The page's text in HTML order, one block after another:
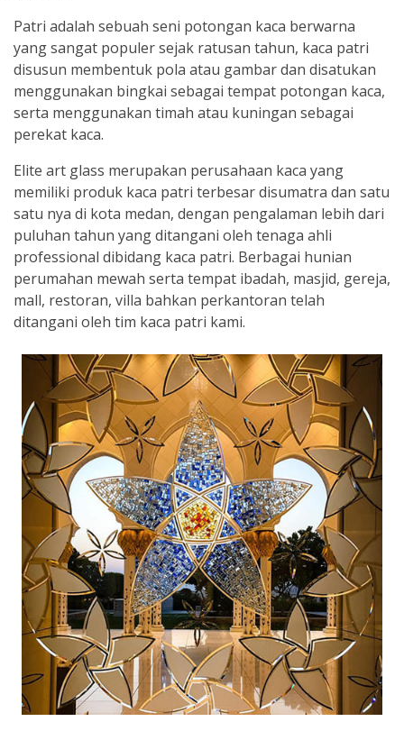
Patri adalah sebuah seni potongan kaca berwarna
yang sangat populer sejak ratusan tahun, kaca patri
disusun membentuk pola atau gambar dan disatukan
menggunakan bingkai sebagai tempat potongan kaca,
serta menggunakan timah atau kuningan sebagai
perekat kaca.
Elite art glass merupakan perusahaan kaca yang
memiliki produk kaca patri terbesar disumatra dan satu
satu nya di kota medan, dengan pengalaman lebih dari
puluhan tahun yang ditangani oleh tenaga ahli
professional dibidang kaca patri. Berbagai hunian
perumahan mewah serta tempat ibadah, masjid, gereja,
mall, restoran, villa bahkan perkantoran telah
ditangani oleh tim kaca patri kami.